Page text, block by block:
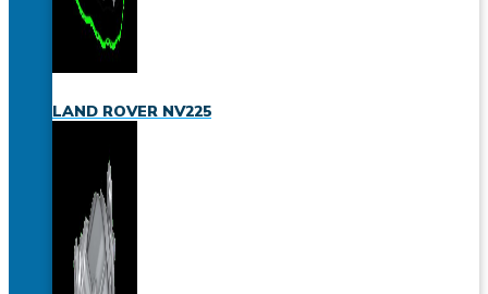
LAND ROVER NV225